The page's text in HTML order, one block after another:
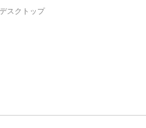
スクトップ